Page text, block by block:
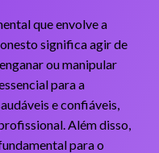
que envolve a
significa agir de
ou manipular
para a
e confiáveis,
Além disso,
para o